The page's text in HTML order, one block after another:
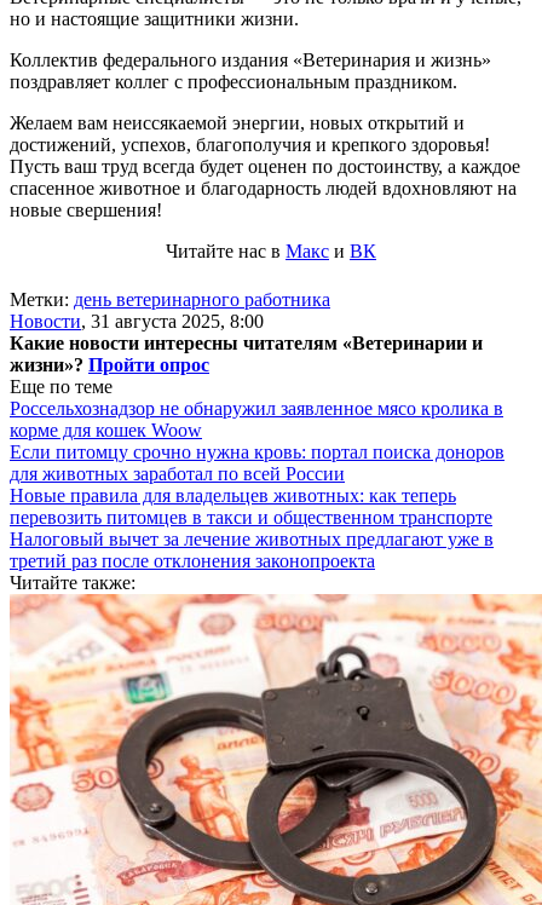
но и настоящие защитники жизни.
Коллектив федерального издания «Ветеринария и жизнь»
поздравляет коллег с профессиональным праздником.
Желаем вам неиссякаемой энергии, новых открытий и
достижений, успехов, благополучия и крепкого здоровья!
Пусть ваш труд всегда будет оценен по достоинству, а каждое
спасенное животное и благодарность людей вдохновляют на
новые свершения!
Читайте нас в Макс и ВК
Метки: день ветеринарного работника
Новости, 31 августа 2025, 8:00
Какие новости интересны читателям «Ветеринарии и
жизни»? Пройти опрос
Еще по теме
Россельхознадзор не обнаружил заявленное мясо кролика в
корме для кошек Woow
Если питомцу срочно нужна кровь: портал поиска доноров
для животных заработал по всей России
Новые правила для владельцев животных: как теперь
перевозить питомцев в такси и общественном транспорте
Налоговый вычет за лечение животных предлагают уже в
третий раз после отклонения законопроекта
Читайте также: